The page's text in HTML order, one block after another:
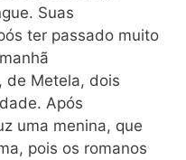
Suas
ter passado muito
de Metela, dois
Após
uma menina, que
pois os romanos